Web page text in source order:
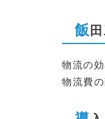
飯
物流の
物流費